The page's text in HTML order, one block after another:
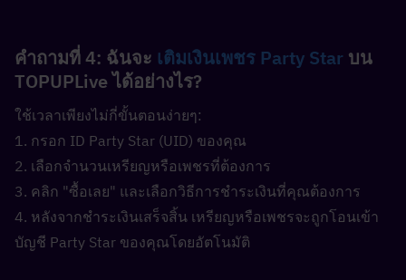
คำถามที่ 4: ฉันจะ เติมเงินเพชร Party Star บน
TOPUPLive ได้อย่างไร?
ใช้เวลาเพียงไม่กี่ขั้นตอนง่ายๆ:
1. กรอก ID Party Star (UID) ของคุณ
2. เลือกจำนวนเหรียญหรือเพชรที่ต้องการ
3. คลิก "ซื้อเลย" และเลือกวิธีการชำระเงินที่คุณต้องการ
4. หลังจากชำระเงินเสร็จสิ้น เหรียญหรือเพชรจะถูกโอนเข้า
บัญชี Party Star ของคุณโดยอัตโนมัติ